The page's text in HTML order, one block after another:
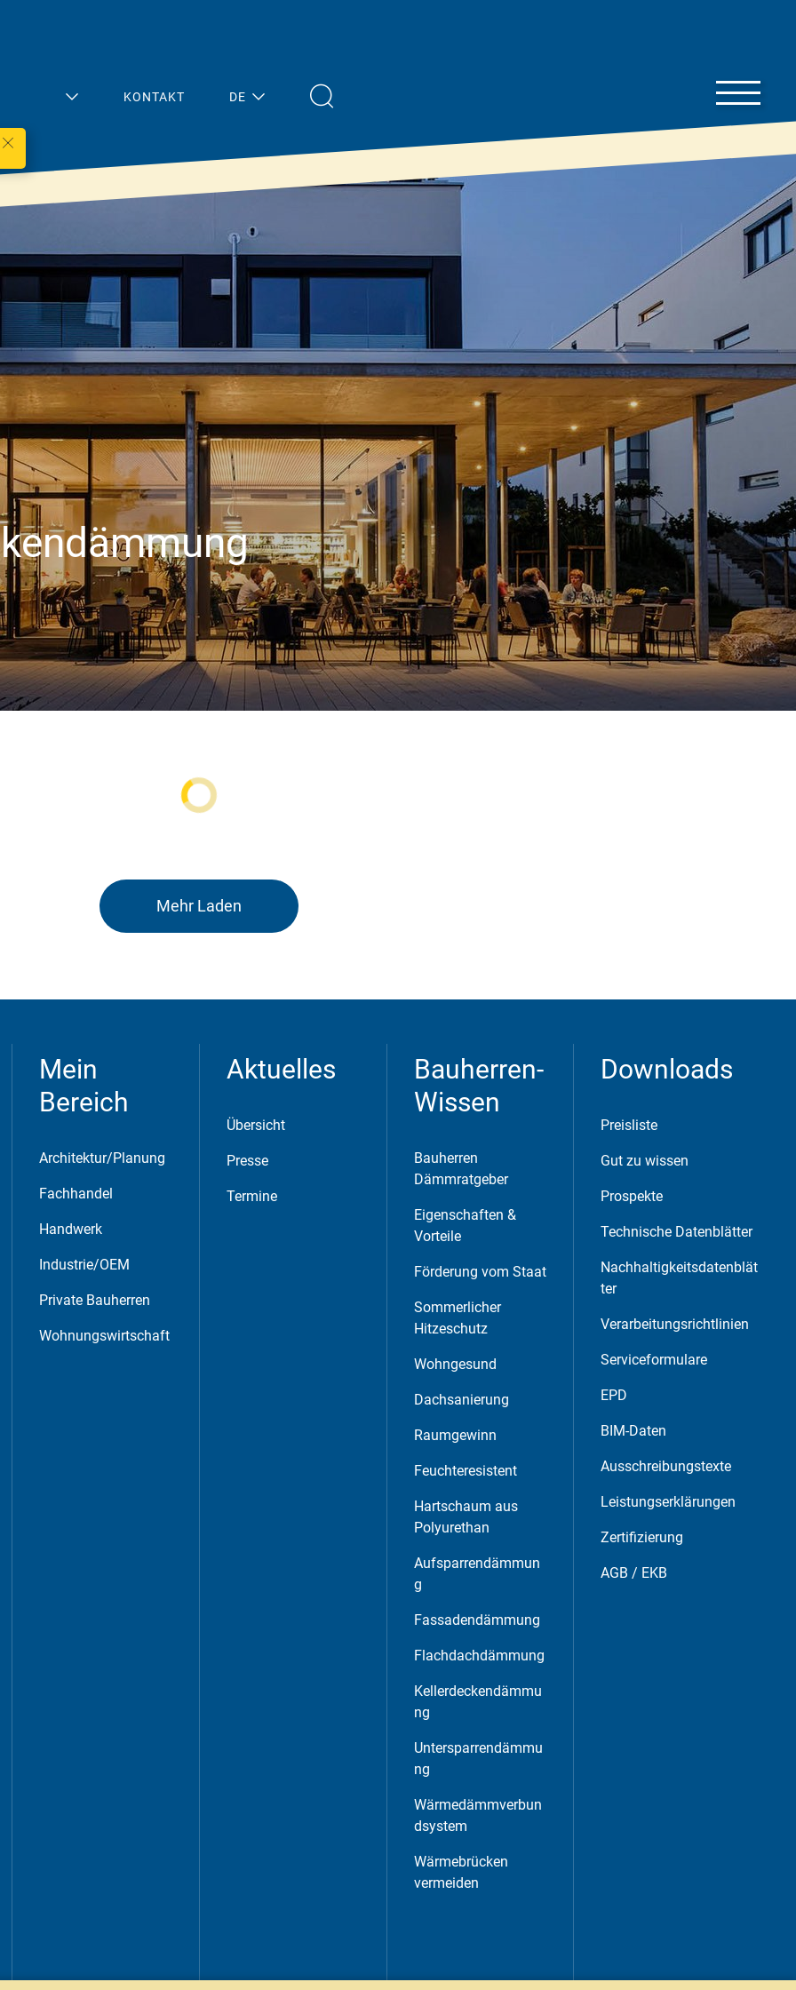
KONTAKT DE
Mein
Architektur/Planun
g
Fachhandel
Handwerk
Industrie/OEM
Private Bauherren
Wohnungswirtsch
Übersicht
Presse
Termine
Eigenschaften &
Vorteile
Förderung vom
Staat
Sommerlicher
Hitzeschutz
Wohngesund
Dachsanierung
Raumgewinn
Feuchteresistent
Hartschaum aus
Polyurethan
Wärmedämmverb
Wärmebrücken
vermeiden
Gut zu wissen
Prospekte
Technische
Nachhaltigkeitsdatenbl
ätter
Verarbeitungsrichtlinie
n
Serviceformulare
EPD
BIM-Daten
Ausschreibungstexte
Leistungserklärungen
Zertifizierung
Mehr Laden
Mein
Bereich
Architektur/Planung
Fachhandel
Handwerk
Industrie/OEM
Private Bauherren
Wohnungswirtschaft
Aktuelles
Übersicht
Presse
Termine
Bauherren-
Wissen
Bauherren
Dämmratgeber
Eigenschaften &
Vorteile
Förderung vom Staat
Sommerlicher
Hitzeschutz
Wohngesund
Dachsanierung
Raumgewinn
Feuchteresistent
Hartschaum aus
Polyurethan
Aufsparrendämmun
g
Fassadendämmung
Flachdachdämmung
Kellerdeckendämmu
ng
Untersparrendämmu
ng
Wärmedämmverbun
dsystem
Wärmebrücken
vermeiden
Downloads
Preisliste
Gut zu wissen
Prospekte
Technische Datenblätter
Nachhaltigkeitsdatenblät
ter
Verarbeitungsrichtlinien
Serviceformulare
EPD
BIM-Daten
Ausschreibungstexte
Leistungserklärungen
Zertifizierung
AGB / EKB
benötigt und helfen dabei, unsere Website nutzbar zu machen sowie Zugriffe auf
available on the website. Such as YouTube, Instagram or similar providers.
um anonymes Tracking zu aktivieren. Hierbei werden können anonymisierte Daten an